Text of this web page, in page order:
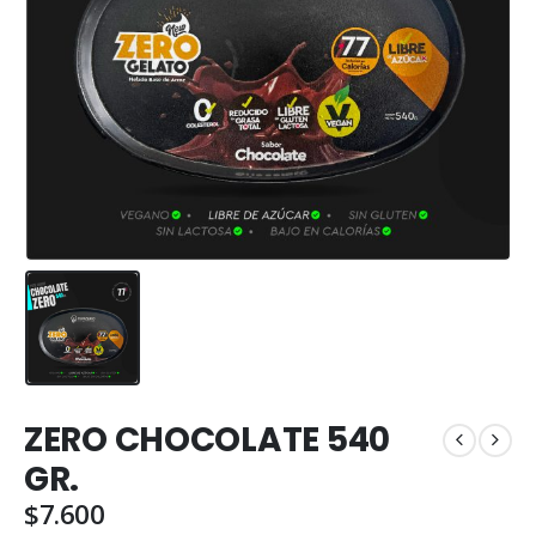
ZERO CHOCOLATE 540
GR.
$7.600